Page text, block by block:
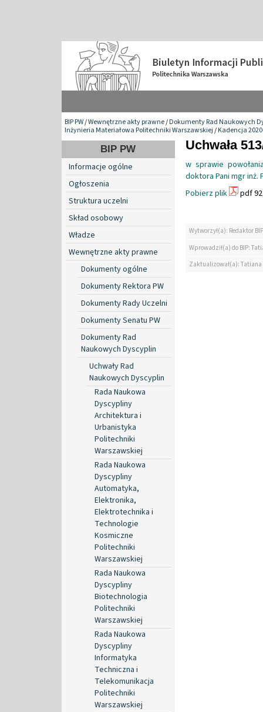
BIP PW/Wewnętrzne akty prawne/Dokumenty Rad Naukowych
Inżynieria Materiałowa Politechniki Warszawskiej/Kadencja
BIP PW
Informacje ogólne
Ogłoszenia
Struktura uczelni
Skład osobowy
Władze
Wewnętrzne akty prawne
Dokumenty ogólne
Dokumenty Rektora PW
Dokumenty Rady Uczelni
Dokumenty Senatu PW
Dokumenty Rad
Naukowych Dyscyplin
Uchwały Rad
Naukowych Dyscyplin
Rada Naukowa
Dyscypliny
Architektura i
Urbanistyka
Politechniki
Warszawskiej
Rada Naukowa
Dyscypliny
Automatyka,
Elektronika,
Elektrotechnika i
Technologie
Kosmiczne
Politechniki
Warszawskiej
Rada Naukowa
Dyscypliny
Biotechnologia
Politechniki
Warszawskiej
Rada Naukowa
Dyscypliny
Informatyka
Techniczna i
Telekomunikacja
Politechniki
Warszawskiej
Uchwała
w sprawie
doktora Pani mgr inż.
Pobierz plik
pdf
Wytworzył(a): Redaktor BIP
Wprowadził(a) do BIP:
Zaktualizował(a):